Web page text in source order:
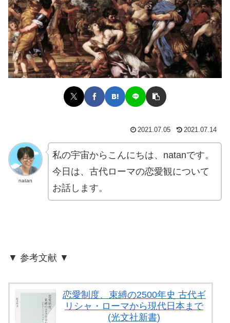
2021.07.05 2021.07.14
natan
私の宇宙からこんにちは、natanです。
今日は、古代ローマの恋愛観について
お話します。
▼ 参考文献 ▼
恋愛制度、束縛の2500年史 古代ギ
リシャ・ローマから現代日本まで
(光文社新書)